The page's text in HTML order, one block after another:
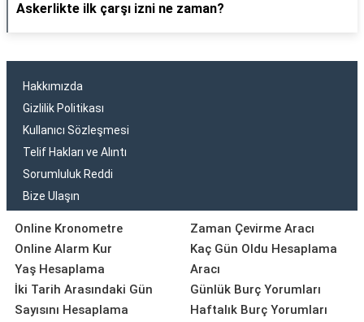
Askerlikte ilk çarşı izni ne zaman?
Hakkımızda
Gizlilik Politikası
Kullanıcı Sözleşmesi
Telif Hakları ve Alıntı
Sorumluluk Reddi
Bize Ulaşın
Online Kronometre
Online Alarm Kur
Yaş Hesaplama
İki Tarih Arasındaki Gün
Sayısını Hesaplama
Zaman Çevirme Aracı
Kaç Gün Oldu Hesaplama
Aracı
Günlük Burç Yorumları
Haftalık Burç Yorumları